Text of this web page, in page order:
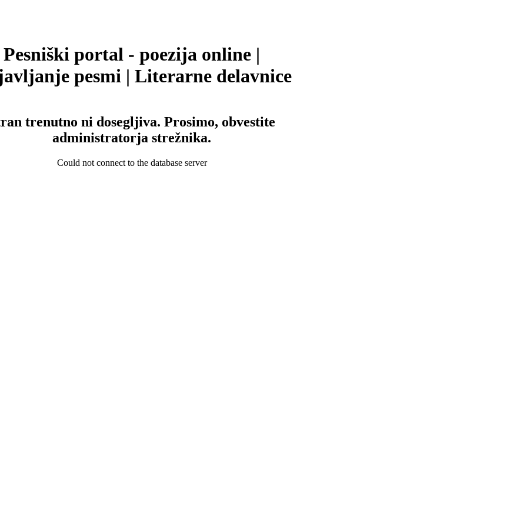
Pesniški portal - poezija online |
pesmi | Literarne delavnice
trenutno ni dosegljiva. Prosimo, obvestite
administratorja strežnika.
Could not connect to the database server